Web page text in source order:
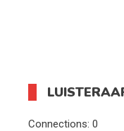
Connections: 0